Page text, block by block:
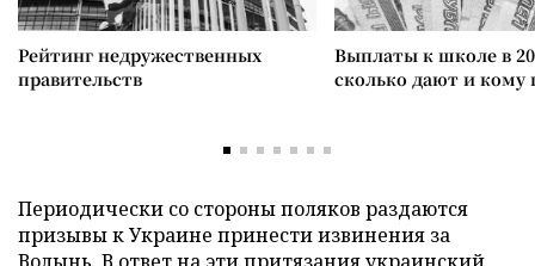
Рейтинг недружественных
правительств
Выплаты к школе в
сколько дают и
Периодически со стороны поляков раздаются
призывы к Украине принести извинения за